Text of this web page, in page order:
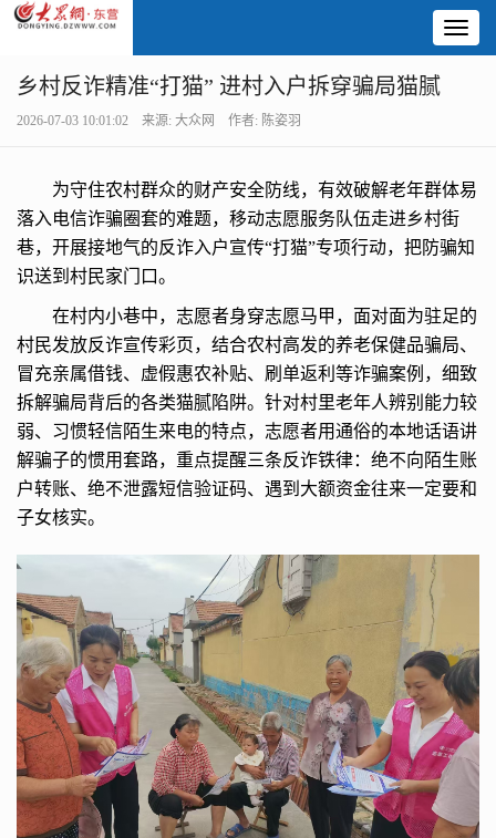
乡村反诈精准“打猫” 进村入户拆穿骗局猫腻
2026-07-03 10:01:02 来源: 大众网 作者: 陈姿羽
为守住农村群众的财产安全防线，有效破解老年群体易
落入电信诈骗圈套的难题，移动志愿服务队伍走进乡村街
巷，开展接地气的反诈入户宣传“打猫”专项行动，把防骗知
识送到村民家门口。
在村内小巷中，志愿者身穿志愿马甲，面对面为驻足的
村民发放反诈宣传彩页，结合农村高发的养老保健品骗局、
冒充亲属借钱、虚假惠农补贴、刷单返利等诈骗案例，细致
拆解骗局背后的各类猫腻陷阱。针对村里老年人辨别能力较
弱、习惯轻信陌生来电的特点，志愿者用通俗的本地话语讲
解骗子的惯用套路，重点提醒三条反诈铁律：绝不向陌生账
户转账、绝不泄露短信验证码、遇到大额资金往来一定要和
子女核实。